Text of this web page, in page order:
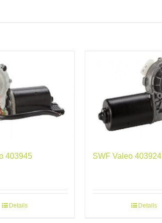
403945
Details
SWF Valeo 403924
Details